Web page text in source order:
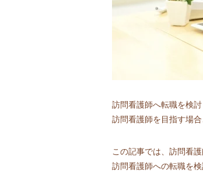
訪問看護師へ転職を検
訪問看護師を目指す場
この記事では、訪問看
訪問看護師への転職を